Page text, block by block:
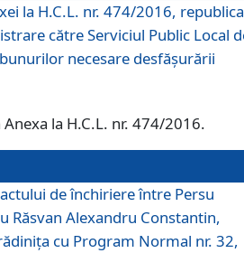
la H.C.L. nr. 474/2016,
către Serviciul Public Local
necesare desfăşurării
Anexa la H.C.L. nr. 474/2016.
de închiriere între Persu
Răsvan Alexandru Constantin,
cu Program Normal nr. 32,